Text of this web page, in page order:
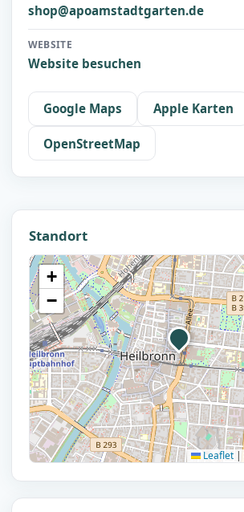
shop@apoamstadtgarten.de
WEBSITE
Website besuchen
Google Maps Apple Karten
OpenStreetMap
Standort
+
−
Leaflet |